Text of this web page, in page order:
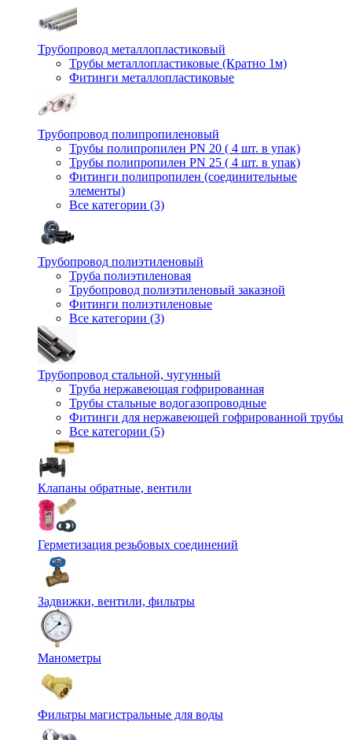
Трубопровод металлопластиковый
Трубы металлопластиковые (Кратно 1м)
Фитинги металлопластиковые
Трубопровод полипропиленовый
Трубы полипропилен PN 20 ( 4 шт. в упак)
Трубы полипропилен PN 25 ( 4 шт. в упак)
Фитинги полипропилен (cоединительные
элементы)
Все категории (3)
Трубопровод полиэтиленовый
Труба полиэтиленовая
Трубопровод полиэтиленовый заказной
Фитинги полиэтиленовые
Все категории (3)
Трубопровод стальной, чугунный
Труба нержавеющая гофрированная
Трубы стальные водогазопроводные
Фитинги для нержавеющей гофрированной трубы
Все категории (5)
Клапаны обратные, вентили
Герметизация резьбовых соединений
Задвижки, вентили, фильтры
Манометры
Фильтры магистральные для воды